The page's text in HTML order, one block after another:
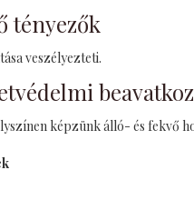
tényezők
veszélyezteti.
képzünk álló- és fekvő